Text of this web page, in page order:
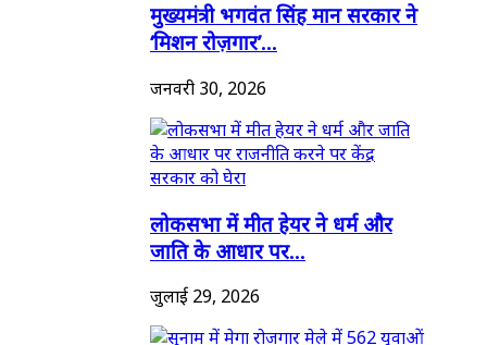
मुख्यमंत्री भगवंत सिंह मान सरकार ने
‘मिशन रोज़गार’...
जनवरी 30, 2026
लोकसभा में मीत हेयर ने धर्म और
जाति के आधार पर...
जुलाई 29, 2026